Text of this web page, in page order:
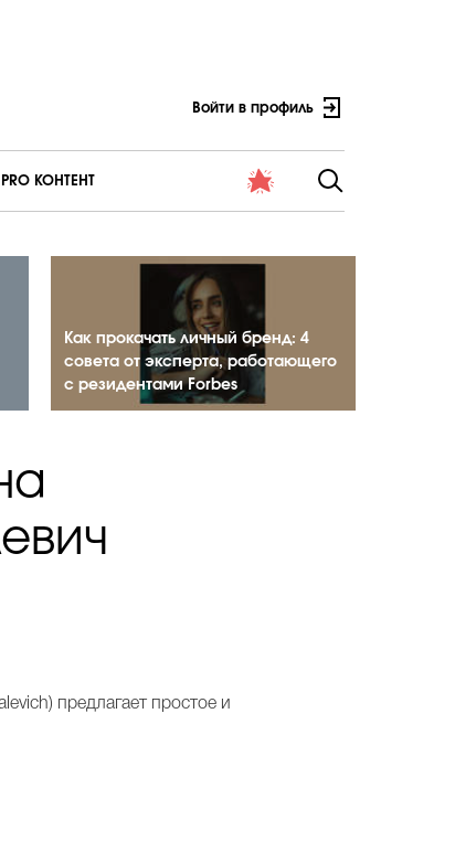
Войти в профиль
PRO КОНТЕНТ
Как прокачать личный бренд: 4
совета от эксперта, работающего
с резидентами Forbes
предлагает простое и